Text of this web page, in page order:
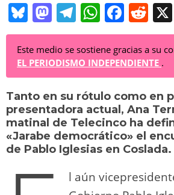
Bl
u
e
sk
y
M
a
st
o
d
o
n
T
el
e
gr
a
m
W
h
at
s
A
p
p
F
a
c
e
b
o
o
k
R
e
d
di
t
Este medio se sostiene gracias a su
EL PERIODISMO INDEPENDIENTE .
Tanto en su rótulo como en
presentadora actual, Ana
matinal de Telecinco ha
«Jarabe democrático» el
de Pablo Iglesias en Coslada.
l aún